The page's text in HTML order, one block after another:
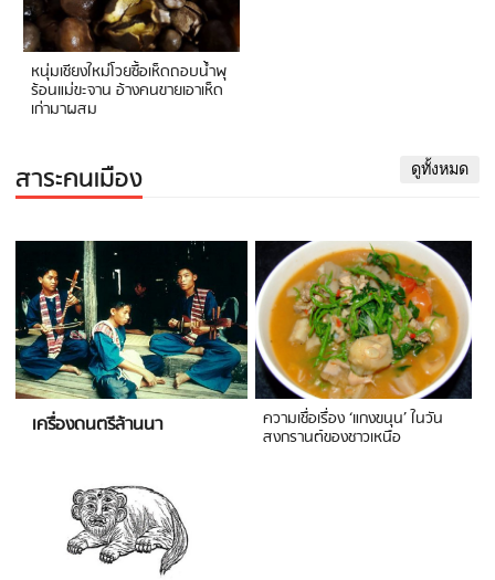
หนุ่มเชียงใหม่โวยซื้อเห็ดถอบน้ำพุ
ร้อนแม่ขะจาน อ้างคนขายเอาเห็ด
เก่ามาผสม
สาระคนเมือง ดูทั้งหมด
เครื่องดนตรีล้านนา ความเชื่อเรื่อง ‘แกงขนุน’ ในวัน
สงกรานต์ของชาวเหนือ